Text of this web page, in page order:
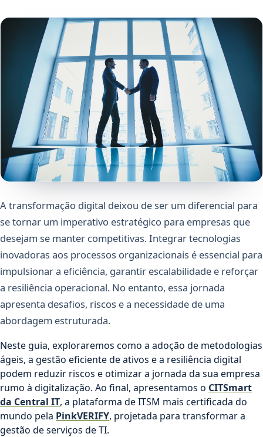
A transformação digital deixou de ser um diferencial para
se tornar um imperativo estratégico para empresas que
desejam se manter competitivas. Integrar tecnologias
inovadoras aos processos organizacionais é essencial para
impulsionar a eficiência, garantir escalabilidade e reforçar
a resiliência operacional. No entanto, essa jornada
apresenta desafios, riscos e a necessidade de uma
abordagem estruturada.
Neste guia, exploraremos como a adoção de metodologias
ágeis, a gestão eficiente de ativos e a resiliência digital
podem reduzir riscos e otimizar a jornada da sua empresa
rumo à digitalização. Ao final, apresentamos o CITSmart
da Central IT, a plataforma de ITSM mais certificada do
mundo pela PinkVERIFY, projetada para transformar a
gestão de serviços de TI.